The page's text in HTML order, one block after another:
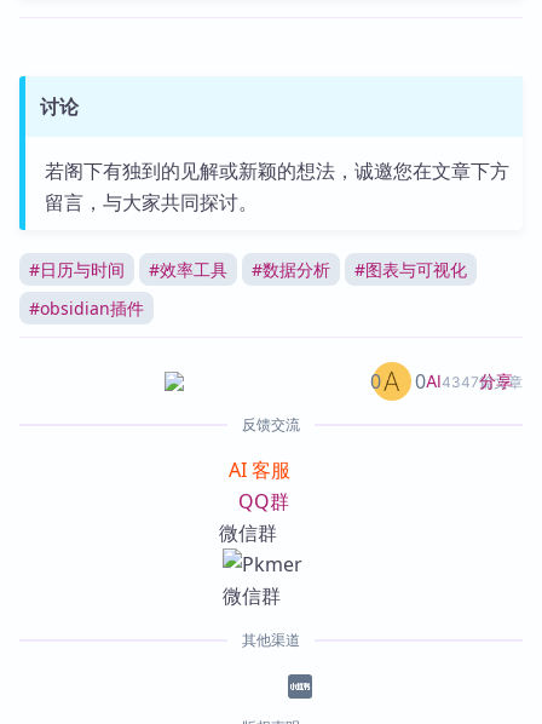
讨论
若阁下有独到的见解或新颖的想法，诚邀您在文章下方
留言，与大家共同探讨。
#日历与时间 #效率工具 #数据分析 #图表与可视化
#obsidian插件
AI4347篇文章
0 0 分享
反馈交流
AI 客服
QQ群
微信群
其他渠道